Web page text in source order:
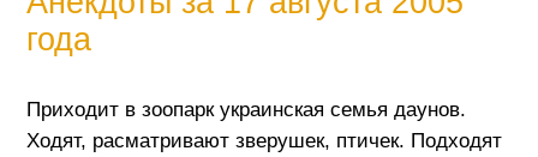
года
Приходит в зоопарк украинская семья даунов.
Ходят, расматривают зверушек, птичек. Подходят